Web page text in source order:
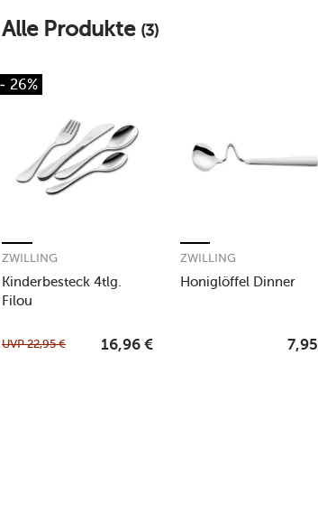
Alle Produkte (3)
- 26%
Kinderbesteck 4tlg.
Filou
ZWILLING
UVP22,95 € 16,96 €
Honiglöffel Dinner
ZWILLING
7,95